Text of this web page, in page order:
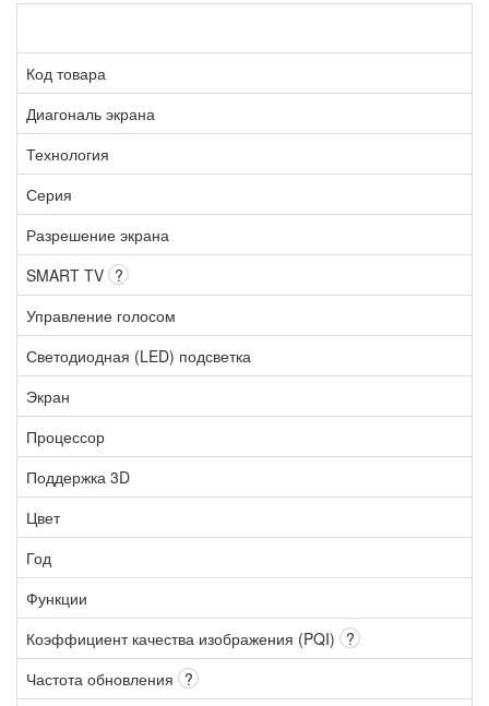
Код товара
Диагональ экрана
Технология
Серия
Разрешение экрана
SMART TV ?
Управление голосом
Светодиодная (LED) подсветка
Экран
Процессор
Поддержка 3D
Цвет
Год
Функции
Коэффициент качества изображения (PQI) ?
Частота обновления ?